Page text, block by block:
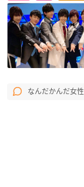
なんだかんだ女